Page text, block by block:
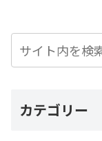
カテゴリー